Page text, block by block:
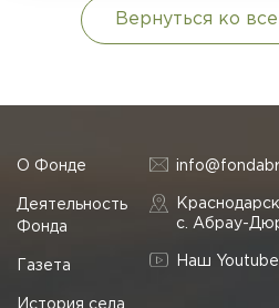
Вернуться ко
О Фонде
Деятельность
Фонда
Газета
История села
с. Абрау-
Наш Youtube